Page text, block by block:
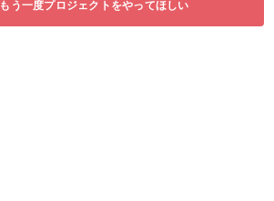
もう一度プロジェクトをやってほしい